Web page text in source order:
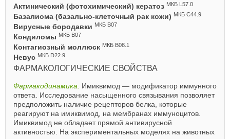
Актинический (фотохимический) кератоз МКБ L57.0
Базалиома (базально-клеточный рак кожи) МКБ C44.9
Вирусные бородавки МКБ B07
Кондиломы МКБ B07
Контагиозный моллюск МКБ B08.1
Невус МКБ D22.9
ФАРМАКОЛОГИЧЕСКИЕ СВОЙСТВА
Фармакодинамика.
Имиквимод — модификатор иммунного
ответа. Исследование насыщенного связывания позволяет
предположить наличие рецепторов белка, которые
реагируют на имиквимод, на мембранах иммуноцитов.
Имиквимод не обладает прямой антивирусной
активностью. На экспериментальных моделях на животных